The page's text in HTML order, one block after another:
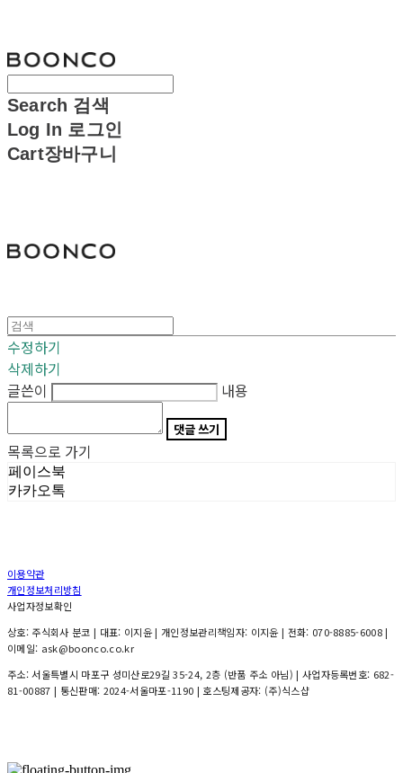
Search 검색
Log In 로그인
Cart장바구니
수정하기
삭제하기
글쓴이
내용
댓글 쓰기
목록으로 가기
페이스북
카카오톡
이용약관
개인정보처리방침
사업자정보확인
상호: 주식회사 분코 | 대표: 이지윤 | 개인정보관리책임자: 이지윤 | 전화: 070-8885-6008 |
이메일: ask@boonco.co.kr
주소: 서울특별시 마포구 성미산로29길 35-24, 2층 (반품 주소 아님) | 사업자등록번호: 682-
81-00887 | 통신판매: 2024-서울마포-1190 | 호스팅제공자: (주)식스샵